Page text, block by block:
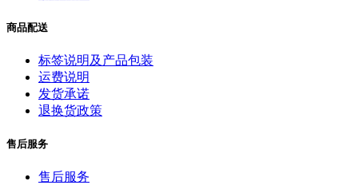
商品配送
标签说明及产品包装
运费说明
发货承诺
退换货政策
售后服务
售后服务